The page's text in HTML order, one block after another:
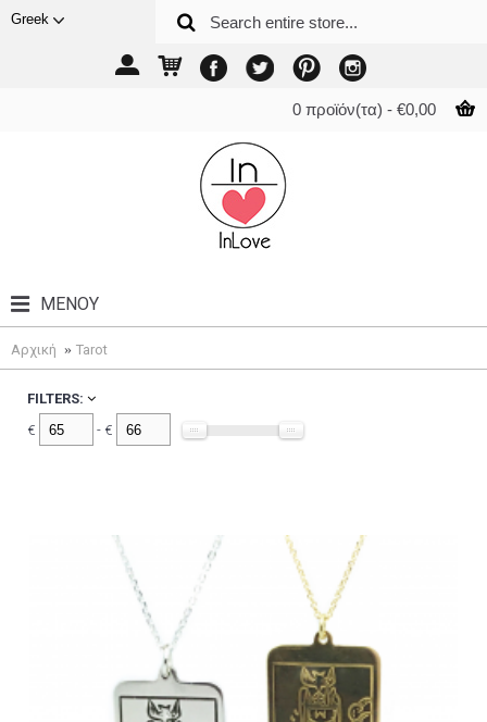
Greek
0 προϊόν(τα) - €0,00
ΜΕΝΟΎ
Αρχική Tarot
FILTERS:
€
- €